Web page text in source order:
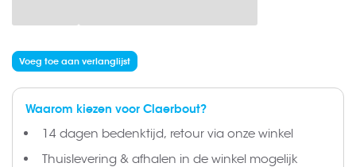
Voeg toe aan verlanglijst
Waarom kiezen voor Claerbout?
14 dagen bedenktijd, retour via onze winkel
Thuislevering & afhalen in de winkel mogelijk